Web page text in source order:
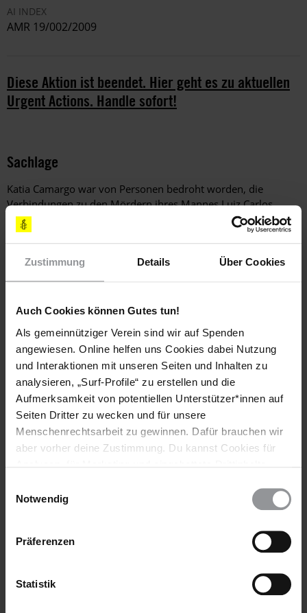
Zustimmung Details Über Cookies
Auch Cookies können Gutes tun!
Als gemeinnütziger Verein sind wir auf Spenden
angewiesen. Online helfen uns Cookies dabei Nutzung
und Interaktionen mit unseren Seiten und Inhalten zu
analysieren, „Surf-Profile“ zu erstellen und die
Aufmerksamkeit von potentiellen Unterstützer*innen auf
Seiten Dritter zu wecken und für unsere
Menschenrechtsarbeit zu gewinnen. Dafür brauchen wir
aber vorher deine Zustimmung. Du kannst Cookies für
wieder ändern. Diesen Banner kannst Du über den Link
Notwendig
Präferenzen
Statistik
AI INDEX
AMR 19/002/2009
Diese Aktion ist beendet. Hier geht es zu aktuellen
Urgent Actions. Handle sofort!
Sachlage
Katia Camargo war von Personen bedroht worden, die
Verbindungen zu den Mördern ihres Mannes Luiz Carlos
Barbon haben: Ihr Mann war ein Journalist, der über
Korruption berichtete und im Mai 2007 ermordet wurde.
Der für Menschenrechte zuständige Staatsanwalt von São
schnell handelt. Es ist bemerkenswert, dass das Büro des
zum Teil auf das Eingreifen von Amnesty International
zurückzuführen ist.
Weitere Aktionen des Eilaktionsnetzes sind nicht erforderlich.
Vielen Dank allen, die Appelle geschrieben haben.
HISTORIE DIESER URGENT ACTION
Bedrohte Familie in Zeugenschutzprogramm aufgenommen
Weitere Informationen
Brasilien